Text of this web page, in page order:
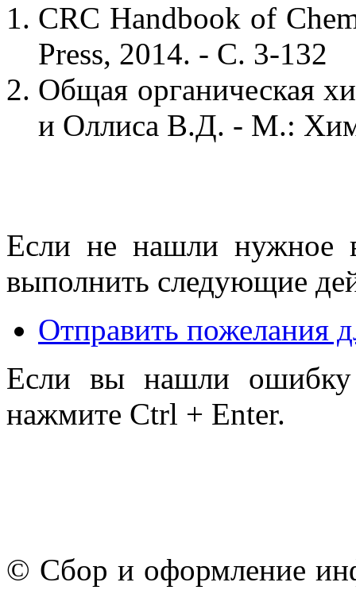
CRC Handbook of
Press, 2014. - С. 3-132
Общая органическая
и Оллиса В.Д. - М.:
Если не нашли нужное
выполнить следующие
Отправить пожелания
Если вы нашли ошибку
нажмите Ctrl + Enter.
© Сбор и оформление